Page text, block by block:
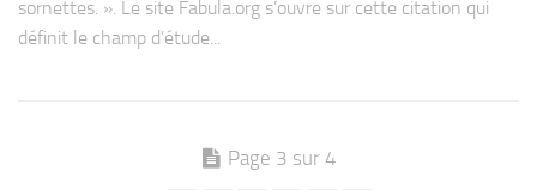
sornettes. ». Le site Fabula.org s’ouvre sur cette citation qui
définit le champ d’étude...
Page 3 sur 4